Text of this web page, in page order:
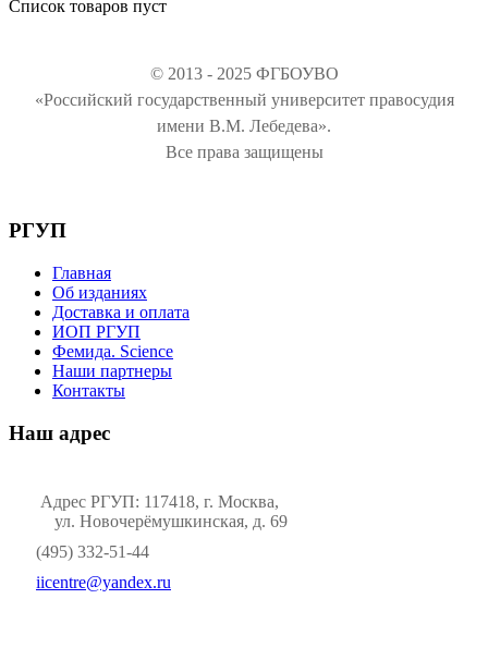
Список товаров пуст
© 2013 - 2025 ФГБОУВО
«Российский государственный университет правосудия
имени В.М. Лебедева».
Все права защищены
РГУП
Главная
Об изданиях
Доставка и оплата
ИОП РГУП
Фемида. Science
Наши партнеры
Контакты
Наш адрес
Адрес РГУП: 117418, г. Москва,
ул. Новочерёмушкинская, д. 69
(495) 332-51-44
iicentre@yandex.ru